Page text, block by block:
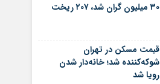
۳۰ میلیون گران شد، ۲۰۷ ریخت
قیمت مسکن در تهران
شوکه‌کننده شد؛ خانه‌دار شدن
رویا شد